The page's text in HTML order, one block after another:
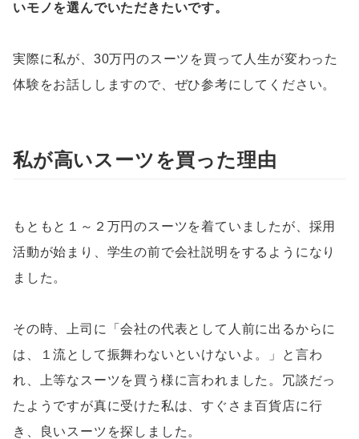
いモノを選んでいただきたいです。
実際に私が、30万円のスーツを買って人生が変わった
体験をお話ししますので、ぜひ参考にしてください。
私が高いスーツを買った理由
もともと１～２万円のスーツを着ていましたが、採用
活動が始まり、学生の前で会社説明をするようになり
ました。
その時、上司に「会社の代表として人前に出るからに
は、１流として振舞わないといけないよ。」と言わ
れ、上等なスーツを買う様に言われました。冗談だっ
たようですが真に受けた私は、すぐさま百貨店に行
き、良いスーツを探しました。